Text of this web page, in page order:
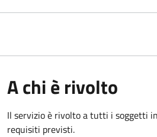
A chi è rivolto
Il servizio è rivolto a tutti i soggetti
requisiti previsti.